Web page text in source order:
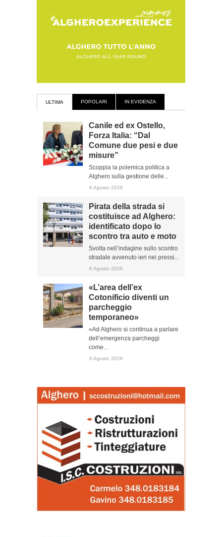
ULTIMA POPOLARI IN EVIDENZA
Canile ed ex Ostello,
Forza Italia: “Dal
Comune due pesi e due
misure”
Scoppia la polemica politica a
Alghero sulla gestione delle...
6 Agosto 2026
Pirata della strada si
costituisce ad Alghero:
identificato dopo lo
scontro tra auto e moto
Svolta nell’indagine sullo scontro
stradale avvenuto ieri nei pressi...
6 Agosto 2026
«L’area dell’ex
Cotonificio diventi un
parcheggio
temporaneo»
«Ad Alghero si continua a parlare
dell’emergenza parcheggi
come...
6 Agosto 2026